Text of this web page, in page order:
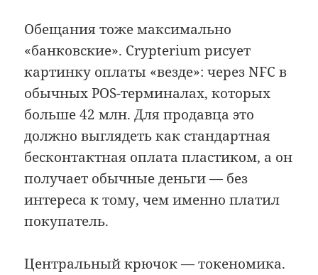
Обещания тоже максимально
«банковские». Crypterium рисует
картинку оплаты «везде»: через NFC в
обычных POS-терминалах, которых
больше 42 млн. Для продавца это
должно выглядеть как стандартная
бесконтактная оплата пластиком, а он
получает обычные деньги — без
интереса к тому, чем именно платил
покупатель.
Центральный крючок — токеномика.